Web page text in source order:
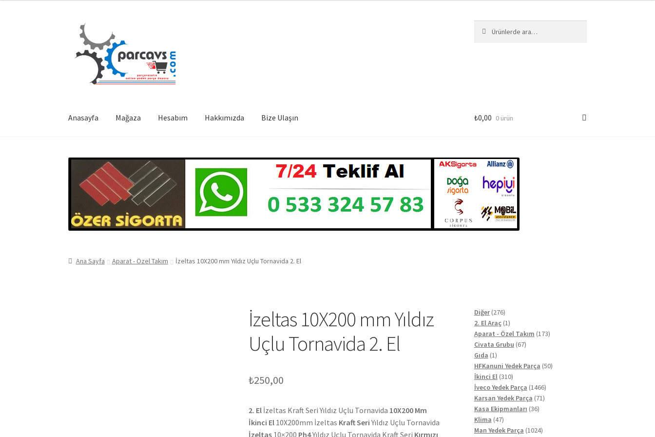
Dolaşıma
geç
İçeriğe
geç
Anasayfa Mağaza Hesabım Hakkımızda Bize Ulaşın ₺0,00 0 ürün
Ana Sayfa Aparat - Özel Takım İzeltas 10X200 mm Yıldız Uçlu Tornavida 2. El
İzeltas 10X200 mm Yıldız
Uçlu Tornavida 2. El
₺250,00
2. El İzeltas Kraft Seri Yıldız Uçlu Tornavida 10X200 Mm
İkinci El 10X200mm İzeltas Kraft SeriYıldız Uçlu Tornavida
İzeltaş 10×200 Ph4Yıldız Uçlu Tornavida Kraft Seri Kırmızı
Diğer 276276
ürün
2. El Araç 11
ürün
Aparat - Özel Takım 173173
Civata Grubu 6767
Gıda 11
ürün
HFKanuni Yedek Parça 5050
İkinci El 310310
ürün
İveco Yedek Parça 14661466
ürün
Karsan Yedek Parça 7171
Kasa Ekipmanları 3636
Klima 4747
ürün
Man Yedek Parça 10241024